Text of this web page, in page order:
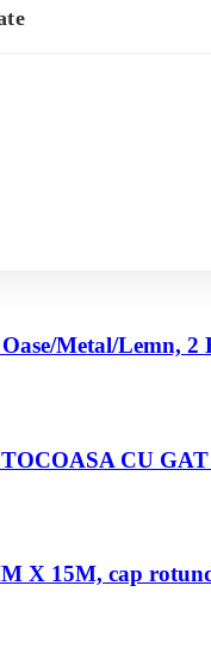
Metal/Lemn, 2
CU
X 15M, cap